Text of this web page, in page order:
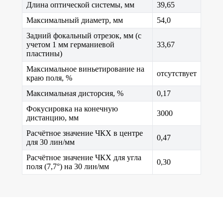
Длина оптической системы, мм
39,65
Максимальный диаметр, мм
54,0
Задний фокальный отрезок, мм (с
учетом 1 мм германиевой
пластины)
33,67
Максимальное виньетирование на
краю поля, %
отсутствует
Максимальная дисторсия, %
0,17
Фокусировка на конечную
дистанцию, мм
3000
Расчётное значение ЧКХ в центре
для 30 лин/мм
0,47
Расчётное значение ЧКХ для угла
поля (7,7°) на 30 лин/мм
0,30